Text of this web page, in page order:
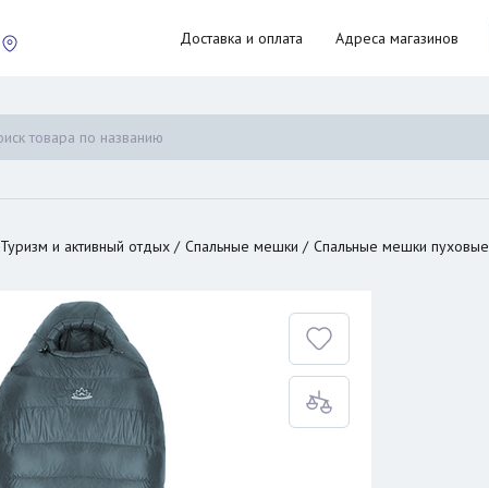
Доставка и оплата Адреса магазинов
Туризм и активный отдых Спальные мешки Спальные мешки пуховые